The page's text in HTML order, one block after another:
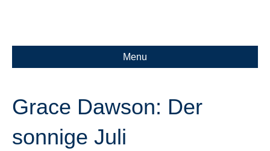
Menu
Grace Dawson: Der
sonnige Juli